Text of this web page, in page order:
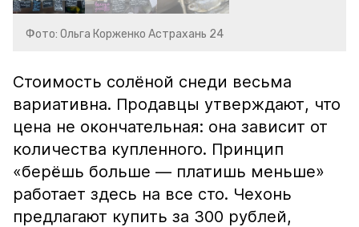
Фото: Ольга Корженко Астрахань 24
Стоимость солёной снеди весьма
вариативна. Продавцы утверждают, что
цена не окончательная: она зависит от
количества купленного. Принцип
«берёшь больше — платишь меньше»
работает здесь на все сто. Чехонь
предлагают купить за 300 рублей,